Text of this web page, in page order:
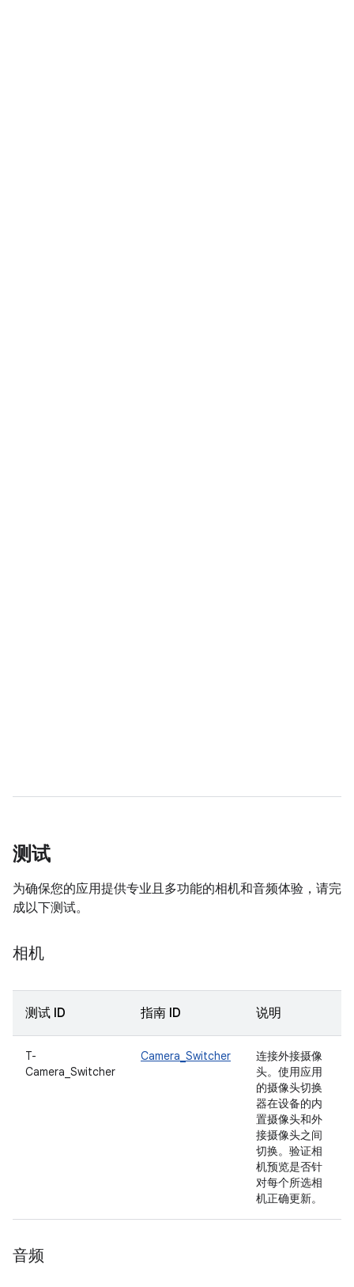
测试
为确保您的应用提供专业且多功能的相机和音频体验，请完
成以下测试。
相机
测试 ID 指南 ID 说明
T-
Camera_Switcher
Camera_Switcher
连接外接摄像
头。使用应用
的摄像头切换
器在设备的内
置摄像头和外
接摄像头之间
切换。验证相
机预览是否针
对每个所选相
机正确更新。
音频